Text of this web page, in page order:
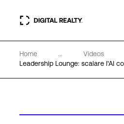
Data center
Home ...
Videos
Leadership Lounge: scalare l'AI